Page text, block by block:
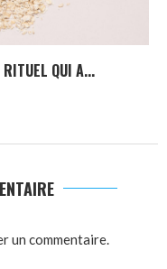
QUI A...
un commentaire.